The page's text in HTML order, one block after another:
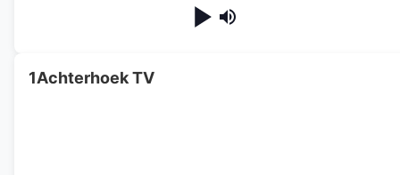
1Achterhoek TV